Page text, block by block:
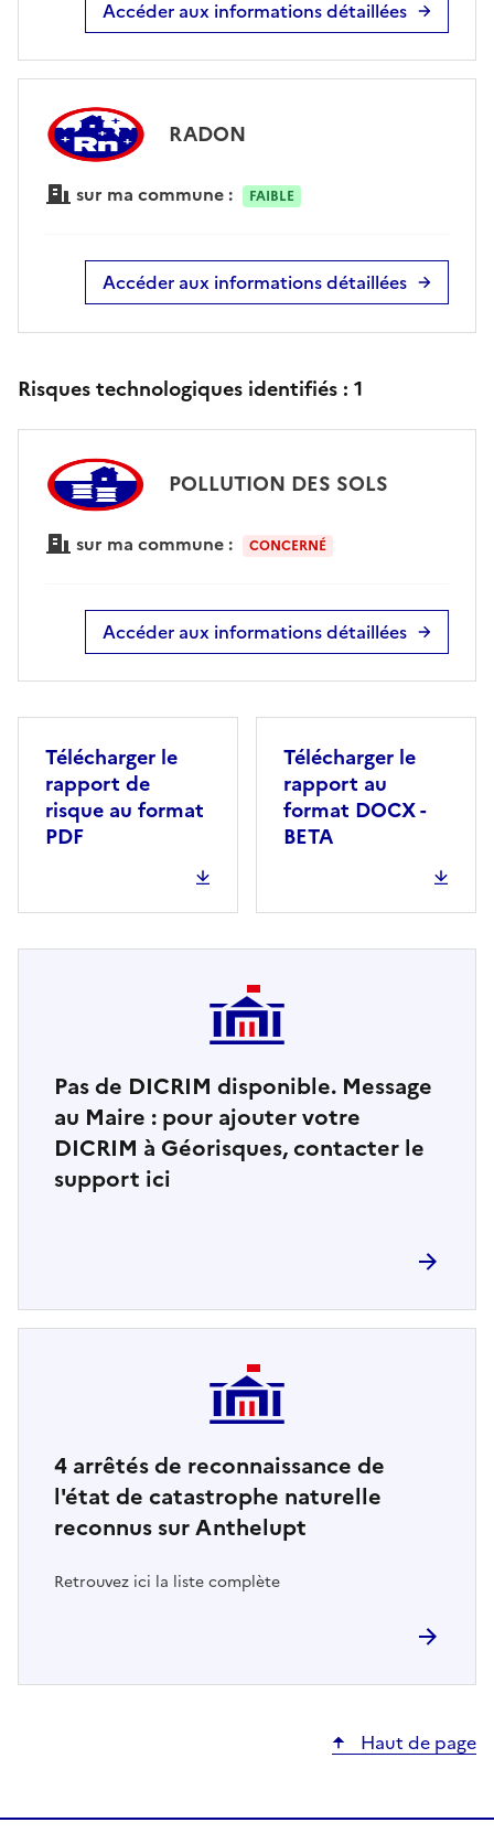
Accéder aux informations détaillées
RADON
sur ma commune : FAIBLE
Accéder aux informations détaillées
Risques technologiques identifiés : 1
POLLUTION DES SOLS
sur ma commune : CONCERNÉ
Accéder aux informations détaillées
Télécharger le
rapport de
risque au format
PDF
Télécharger le
rapport au
format DOCX -
BETA
Pas de DICRIM disponible. Message
au Maire : pour ajouter votre
DICRIM à Géorisques, contacter le
support ici
4 arrêtés de reconnaissance de
l'état de catastrophe naturelle
reconnus sur Anthelupt
Retrouvez ici la liste complète
Haut de page